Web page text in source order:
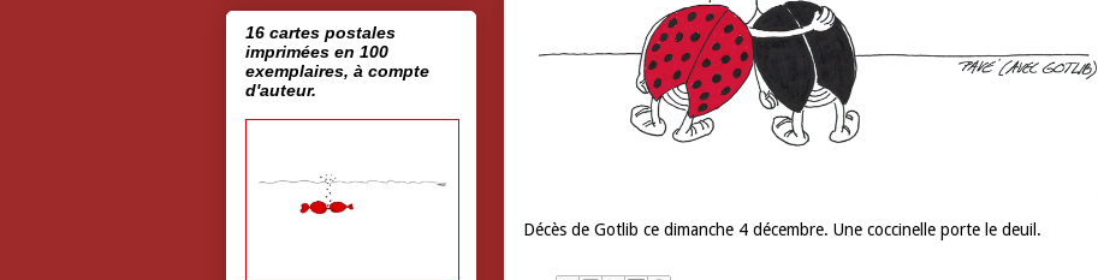
Décès de Gotlib ce dimanche 4 décembre. Une coccinelle porte le deuil.
16 cartes postales
imprimées en 100
exemplaires, à compte
d'auteur.